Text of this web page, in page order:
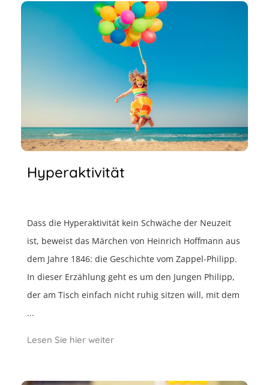
Hyperaktivität
Dass die Hyperaktivität kein Schwäche der Neuzeit
ist, beweist das Märchen von Heinrich Hoffmann aus
dem Jahre 1846: die Geschichte vom Zappel-Philipp.
In dieser Erzählung geht es um den Jungen Philipp,
der am Tisch einfach nicht ruhig sitzen will, mit dem
...
Lesen Sie hier weiter